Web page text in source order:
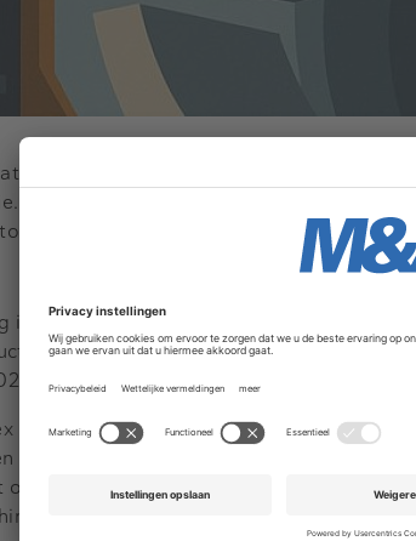
ook zusterbedrijf Acimex,
Daarmee betreedt Construx een nieuwe
aan zijn bestaande netwerk in België,
Advertentie
in 2003 groeide Construx uit tot een
voor de prefab betonsector. De
was al een belangrijke stap in de buy-
in de groep beschikt Construx nu over
bijna 700 werknemers. De merken blijven
synergie, innovatie en internationale